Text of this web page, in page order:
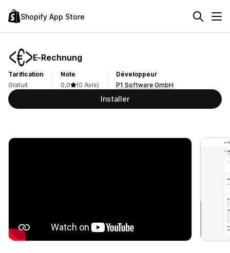
Shopify App Store
E‑Rechnung
Tarification
Gratuit
Note
0,0
(0 Avis)
Développeur
P1 Software GmbH
Installer